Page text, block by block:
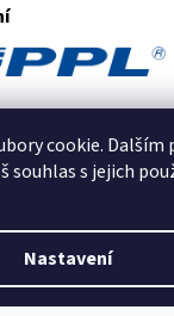
cookie. Dalším
souhlas s jejich
Nastavení